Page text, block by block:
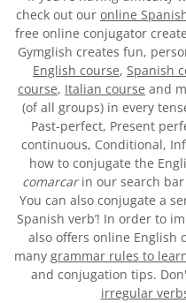
check out our online
free online conjugator
Gymglish creates fun,
English course, Spanish
course, Italian course and
(of all groups) in every
Past-perfect, Present
continuous, Conditional,
how to conjugate the
comarcarin our search bar
You can also conjugate a
Spanish verb’! In order to
also offers online English
many grammar rules to
and conjugation tips.
irregular